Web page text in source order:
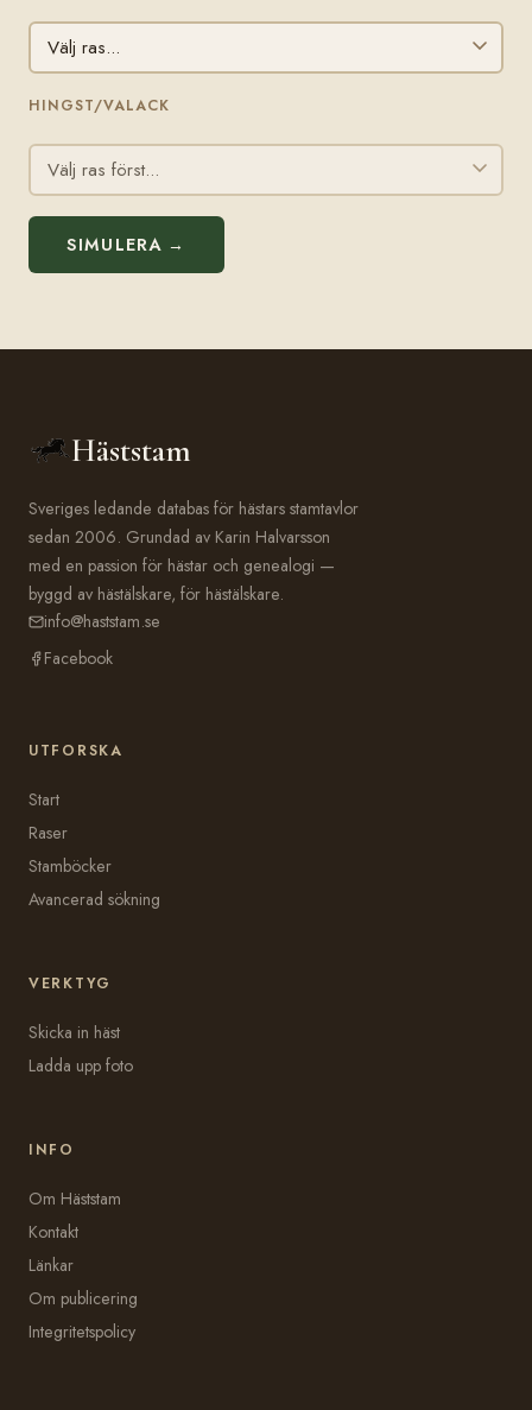
HINGST/VALACK
SIMULERA →
Häststam
Sveriges ledande databas för hästars stamtavlor
sedan 2006. Grundad av Karin Halvarsson
med en passion för hästar och genealogi —
byggd av hästälskare, för hästälskare.
info@haststam.se
Facebook
UTFORSKA
Start
Raser
Stamböcker
Avancerad sökning
VERKTYG
Skicka in häst
Ladda upp foto
INFO
Om Häststam
Kontakt
Länkar
Om publicering
Integritetspolicy